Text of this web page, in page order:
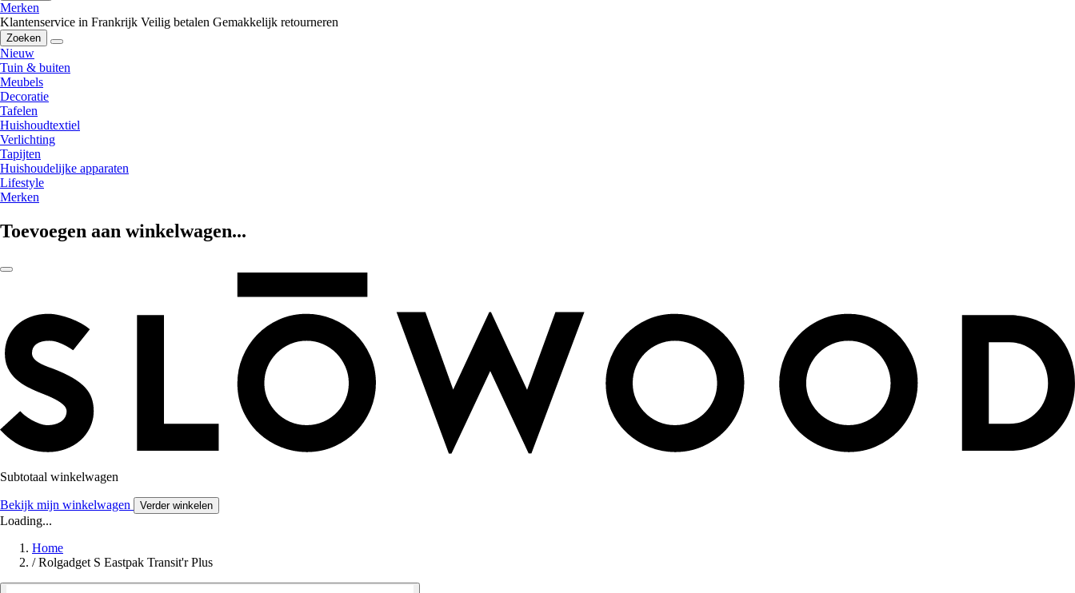
Merken
Klantenservice in Frankrijk Veilig betalen Gemakkelijk retourneren
Zoeken
Nieuw
Tuin & buiten
Meubels
Decoratie
Tafelen
Huishoudtextiel
Verlichting
Tapijten
Huishoudelijke apparaten
Lifestyle
Merken
Toevoegen aan winkelwagen...
Subtotaal winkelwagen
Bekijk mijn winkelwagen Verder winkelen
Loading...
Home
/ Rolgadget S Eastpak Transit'r Plus